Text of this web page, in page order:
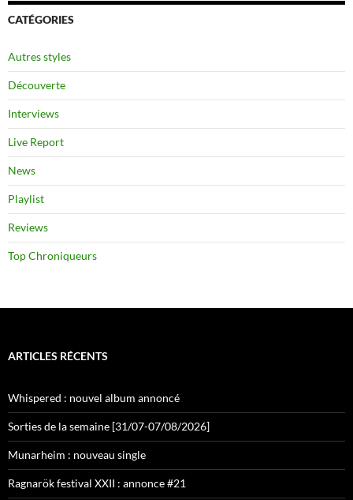
CATÉGORIES
Autres styles
Découverte
Interviews
Live Report
News
Playlist
Reviews
Top Chroniqueurs
ARTICLES RÉCENTS
Whispered : nouvel album annoncé
Sorties de la semaine [31/07-07/08/2026]
Munarheim : nouveau single
Ragnarök festival XXII : annonce #21